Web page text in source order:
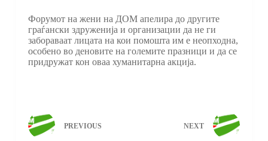
Форумот на жени на ДОМ апелира до другите
граѓански здруженија и организации да не ги
забораваат лицата на кои помошта им е неопходна,
особено во деновите на големите празници и да се
придружат кон оваа хуманитарна акција.
PREVIOUS NEXT